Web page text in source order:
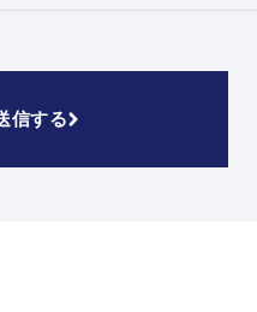
信する